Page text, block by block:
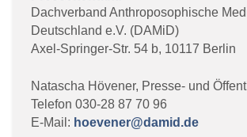
Dachverband Anthroposophische
Deutschland e.V. (DAMiD)
Axel-Springer-Str. 54 b, 10117 Berlin
Natascha Hövener, Presse- und
Telefon 030-28 87 70 96
E-Mail: hoevener@damid.de